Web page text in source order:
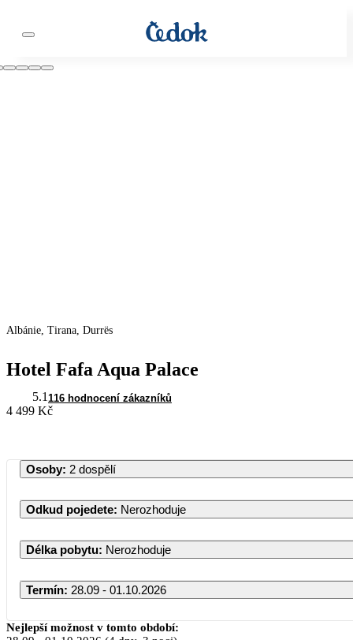
Albánie, Tirana, Durrës
Hotel Fafa Aqua Palace
5.1 116 hodnocení zákazníků
4 499 Kč
Osoby: 2 dospělí
Odkud pojedete: Nerozhoduje
Délka pobytu: Nerozhoduje
Termín: 28.09 - 01.10.2026
Nejlepší možnost v tomto období: